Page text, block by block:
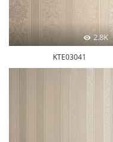
2.8K
KTE03041